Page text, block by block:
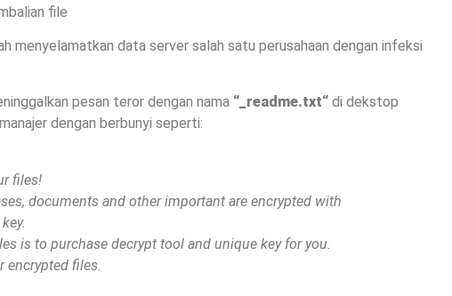
file
menyelamatkan data server salah satu perusahaan dengan infeksi
pesan teror dengan nama “ _readme.txt“ di dekstop
dengan berbunyi seperti:
files!
documents and other important are encrypted with
is to purchase decrypt tool and unique key for you.
encrypted files.